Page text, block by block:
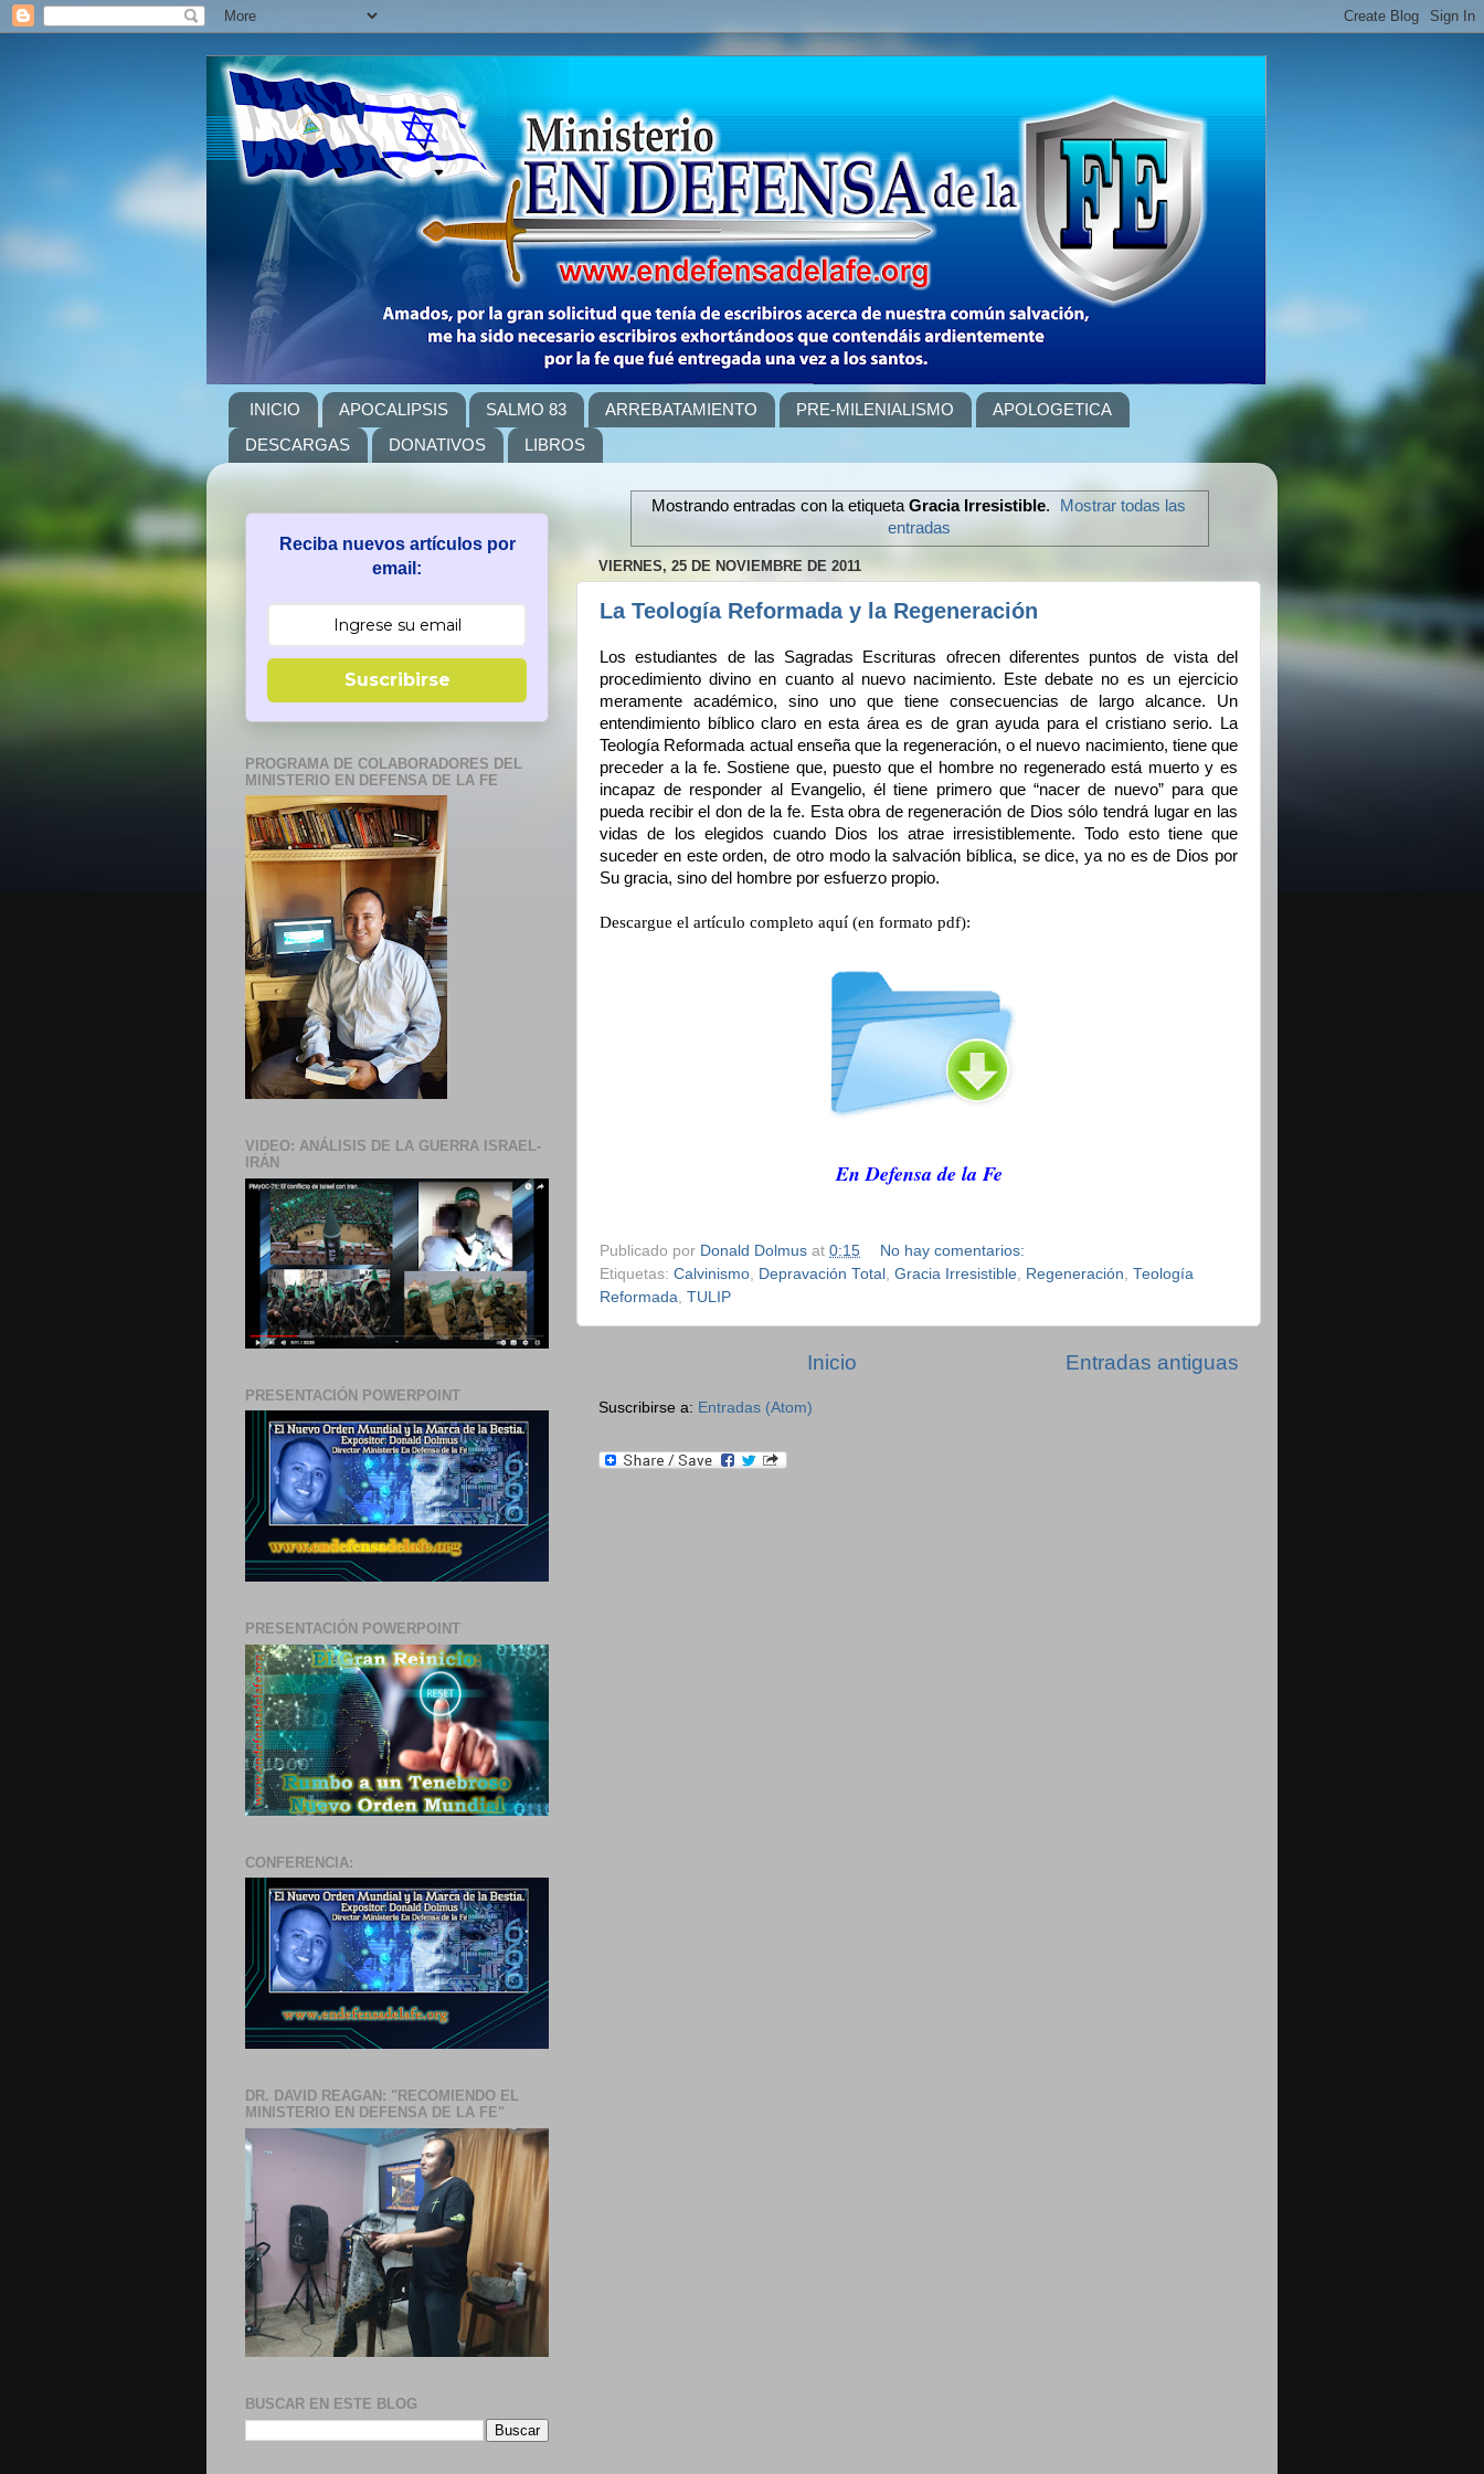
INICIO APOCALIPSIS SALMO 83 ARREBATAMIENTO PRE-MILENIALISMO
APOLOGETICA
DESCARGAS
DONATIVOS LIBROS
Mostrando entradas con la etiquetaGracia Irresistible.
Mostrar todas las
entradas
VIERNES, 25 DE NOVIEMBRE DE 2011
La Teología Reformada y la Regeneración
Los estudiantes de las Sagradas Escrituras ofrecen diferentes puntos de vista del
procedimiento divino en cuanto al nuevo nacimiento. Este debate no es un ejercicio
meramente académico, sino uno que tiene consecuencias de largo alcance. Un
entendimiento bíblico claro en esta área es de gran ayuda para el cristiano serio. La
Teología Reformada actual enseña que la regeneración, o el nuevo nacimiento, tiene que
preceder a la fe. Sostiene que, puesto que el hombre no regenerado está muerto y es
incapaz de responder al Evangelio, él tiene primero que “nacer de nuevo” para que
pueda recibir el don de la fe. Esta obra de regeneración de Dios sólo tendrá lugar en las
vidas de los elegidos cuando Dios los atrae irresistiblemente. Todo esto tiene que
suceder en este orden, de otro modo la salvación bíblica, se dice, ya no es de Dios por
Su gracia, sino del hombre por esfuerzo propio.
Descargue el artículo completo aquí (en formato pdf):
En Defensa de la Fe
Publicado por Donald Dolmus at 0:15
No hay comentarios:
Etiquetas: Calvinismo, Depravación Total , Gracia Irresistible, Regeneración, Teología
Reformada, TULIP
Entradas antiguas
Inicio
Suscribirse a: Entradas (Atom)
Reciba nuevos artículos por
email:
Suscribirse
PROGRAMA DE COLABORADORES DEL
MINISTERIO EN DEFENSA DE LA FE
VIDEO: ANÁLISIS DE LA GUERRA ISRAEL-
IRÁN
PRESENTACIÓN POWERPOINT
PRESENTACIÓN POWERPOINT
CONFERENCIA:
DR. DAVID REAGAN: "RECOMIENDO EL
MINISTERIO EN DEFENSA DE LA FE"
BUSCAR EN ESTE BLOG